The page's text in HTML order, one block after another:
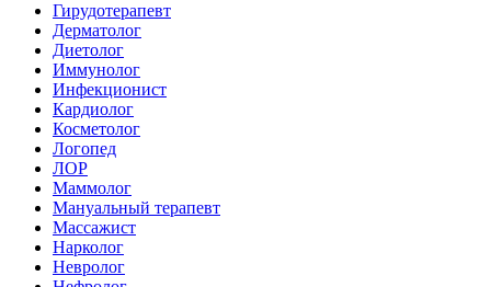
Гирудотерапевт
Дерматолог
Диетолог
Иммунолог
Инфекционист
Кардиолог
Косметолог
Логопед
ЛОР
Маммолог
Мануальный терапевт
Массажист
Нарколог
Невролог